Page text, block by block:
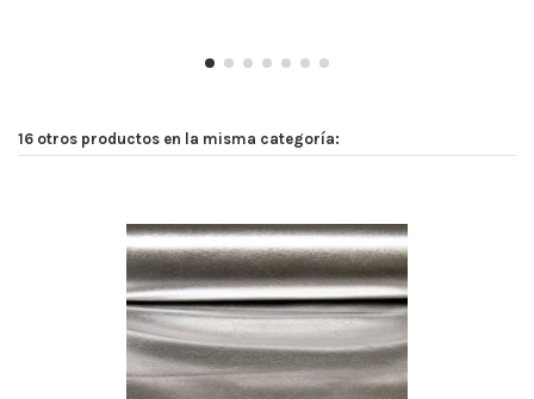
16 otros productos en la misma categoría: